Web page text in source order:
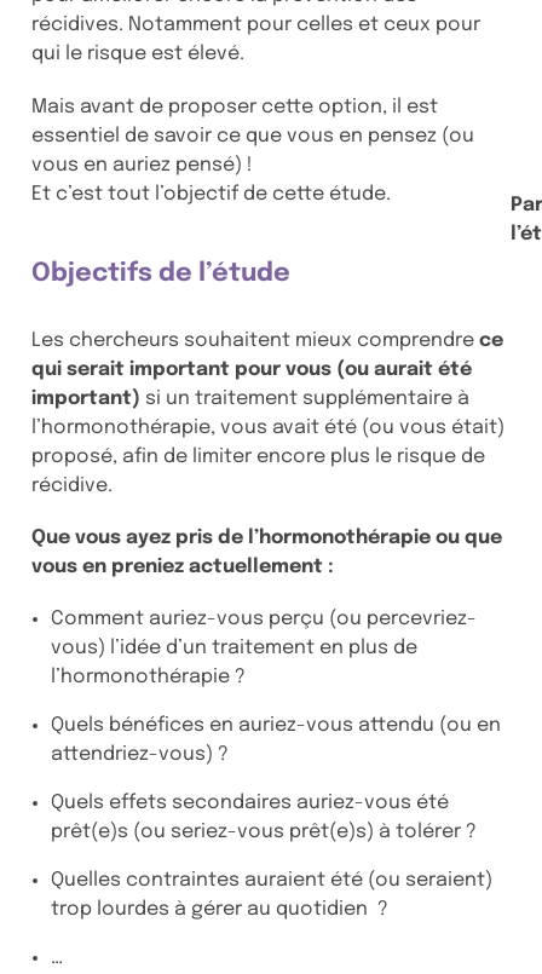
récidives. Notamment pour celles et ceux pour
qui le risque est élevé.
Mais avant de proposer cette option, il est
essentiel de savoir ce que vous en pensez (ou
vous en auriez pensé) !
Et c’est tout l’objectif de cette étude.
Objectifs de l’étude
Les chercheurs souhaitent mieux comprendre ce
qui serait important pour vous (ou aurait été
important) si un traitement supplémentaire à
l’hormonothérapie, vous avait été (ou vous était)
proposé, afin de limiter encore plus le risque de
récidive.
Que vous ayez pris de l’hormonothérapie ou que
vous en preniez actuellement :
Comment auriez-vous perçu (ou percevriez-
vous) l’idée d’un traitement en plus de
l’hormonothérapie ?
Quels bénéfices en auriez-vous attendu (ou en
attendriez-vous) ?
Quels effets secondaires auriez-vous été
prêt(e)s (ou seriez-vous prêt(e)s) à tolérer ?
Quelles contraintes auraient été (ou seraient)
trop lourdes à gérer au quotidien ?
…